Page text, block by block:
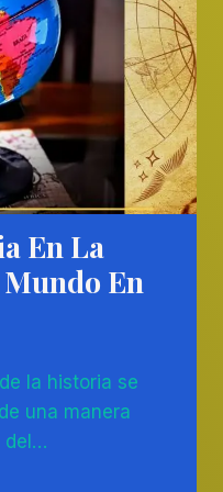
En La
En
la historia se
una manera
del…